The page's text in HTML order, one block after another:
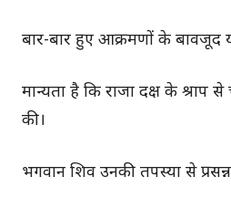
बार-बार हुए आक्रमणों के बावजूद
मान्यता है कि राजा दक्ष के श्राप
की।
भगवान शिव उनकी तपस्या से